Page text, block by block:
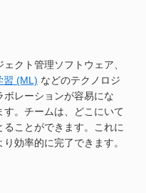
クト管理ソフトウェア、
習 (ML) などのテクノロジ
レーションが容易にな
す。チームは、どこにいて
ことができます。これに
効率的に完了できます。